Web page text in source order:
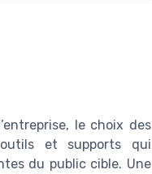
le choix des
et supports qui
du public cible. Une